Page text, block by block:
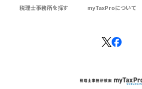
税理士事務所を探す myTaxProについて